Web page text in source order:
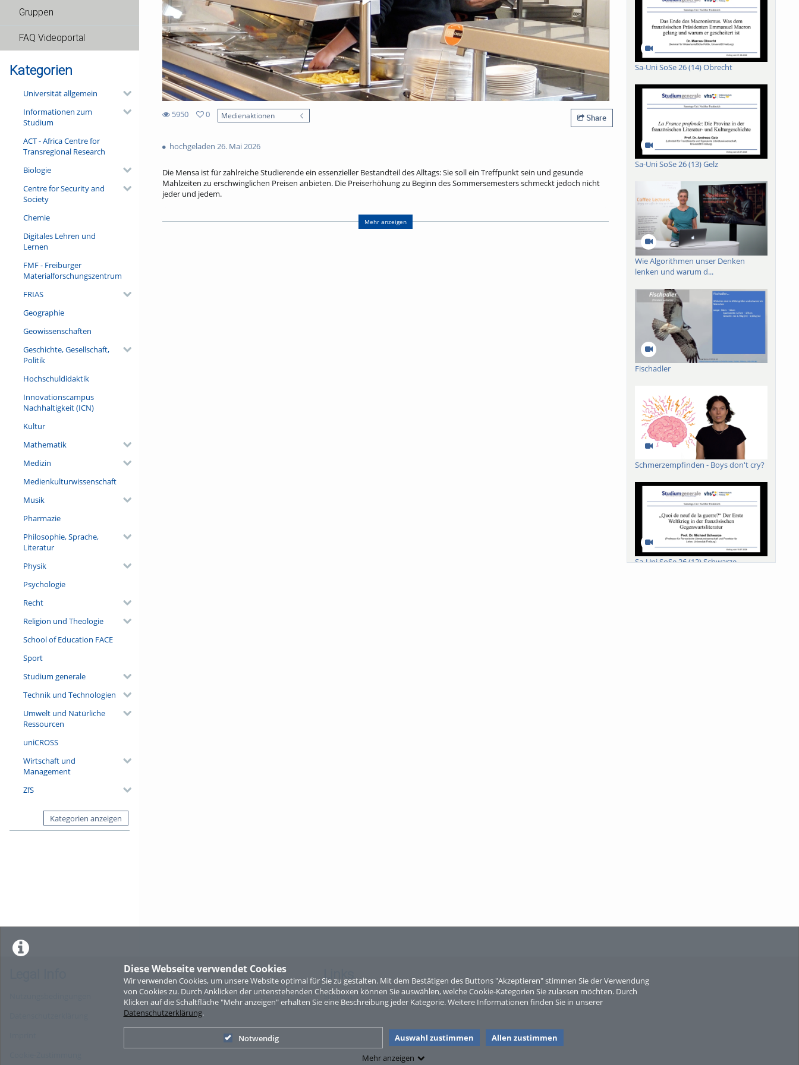
Diese Webseite verwendet Cookies
Wir verwenden Cookies, um unsere Website optimal für Sie zu gestalten. Mit dem Bestätigen des Buttons "Akzeptieren" stimmen Sie der Verwendung
von Cookies zu. Durch Anklicken der untenstehenden Checkboxen können Sie auswählen, welche Cookie-Kategorien Sie zulassen möchten. Durch
Klicken auf die Schaltfläche "Mehr anzeigen" erhalten Sie eine Beschreibung jeder Kategorie. Weitere Informationen finden Sie in unserer
Datenschutzerklärung.
Notwendig Auswahl zustimmen
Allen zustimmen
Mehr anzeigen
Gruppen
FAQ Videoportal
Kategorien
Universität allgemein
Informationen zum
Studium
ACT - Africa Centre for
Transregional Research
Biologie
Centre for Security and
Society
Chemie
Digitales Lehren und
Lernen
FMF - Freiburger
Materialforschungszentrum
FRIAS
Geographie
Geowissenschaften
Geschichte, Gesellschaft,
Politik
Hochschuldidaktik
Innovationscampus
Nachhaltigkeit (ICN)
Kultur
Mathematik
Medizin
Medienkulturwissenschaft
Musik
Pharmazie
Philosophie, Sprache,
Literatur
Physik
Psychologie
Recht
Religion und Theologie
School of Education FACE
Sport
Studium generale
Technik und Technologien
Umwelt und Natürliche
Ressourcen
uniCROSS
Wirtschaft und
Management
ZfS
Kategorien anzeigen
5950
views
0
Medienaktionen Share
hochgeladen 26. Mai 2026
Die Mensa ist für zahlreiche Studierende ein essenzieller Bestandteil des Alltags: Sie soll ein Treffpunkt sein und gesunde
Mahlzeiten zu erschwinglichen Preisen anbieten. Die Preiserhöhung zu Beginn des Sommersemesters schmeckt jedoch nicht
jeder und jedem.
tatsächliche Preis für ein Mensa-Essen bei 8,47 Euro. Etwa die Hälfte wird über Landeszuschüsse und andere Quellen finanziert.
Mehr anzeigen
Sa-Uni SoSe 26 (14) Obrecht
Sa-Uni SoSe 26 (13) Gelz
Wie Algorithmen unser Denken
lenken und warum d...
Fischadler
Schmerzempfinden - Boys don't cry?
Sa-Uni SoSe 26 (12) Schwarze
Sperber
Links
Sitemap